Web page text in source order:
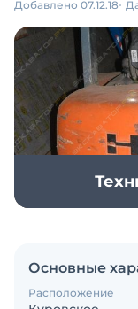
Добавлено 07.12.18
Основные
Расположение